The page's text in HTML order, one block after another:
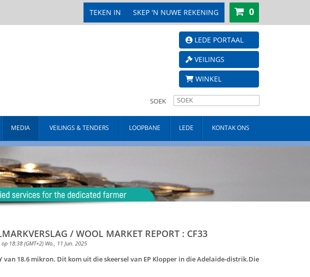
TEKEN IN SKEP 'N NUWE REKENING 0
LEDE PORTAAL
VEILINGS
WINKEL
SOEK
MEDIA VEILINGS & TENDERS LOOPBANE LEDE KONTAK ONS
/ WOOL MARKET REPORT : CF33
18:38 (GMT+2) Wo., 11 Jun. 2025
van 18.6 mikron. Dit kom uit die skeersel van EP Klopper in die Adelaide-distrik.Die